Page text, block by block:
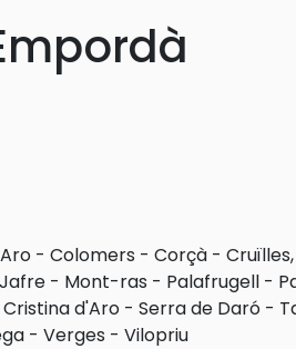
- Colomers - Corçà -
Jafre - Mont-ras - Palafrugell -
d'Aro - Serra de Daró -
- Verges - Vilopriu